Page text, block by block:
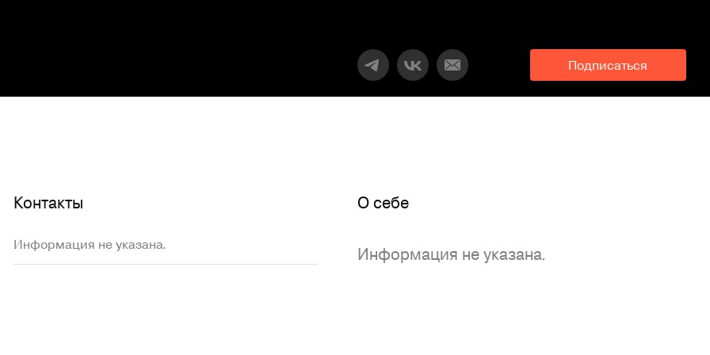
Подписаться
Контакты
Информация не указана.
O себе
Информация не указана.